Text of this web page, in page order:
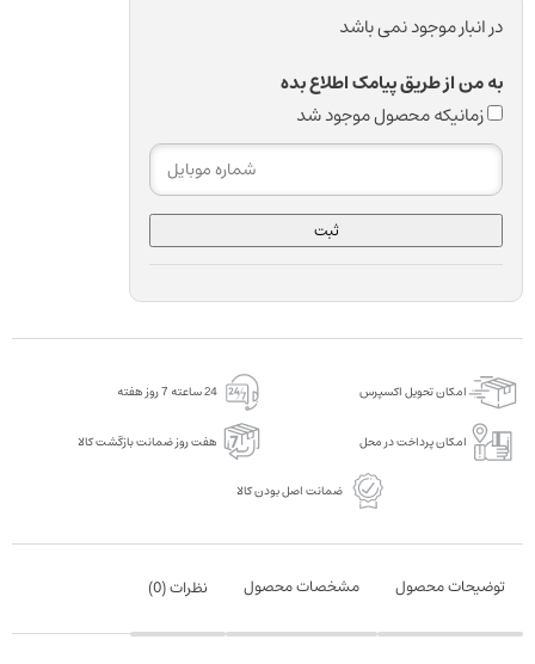
در انبار موجود نمی باشد
به من از طریق پیامک اطلاع بده
زمانیکه محصول موجود شد
ثبت
امکان تحویل اکسپرس 24 ساعته 7 روز هفته
امکان پرداخت در محل هفت روز ضمانت بازگشت کالا
ضمانت اصل بودن کالا
توضیحات محصول مشخصات محصول نظرات (0
)